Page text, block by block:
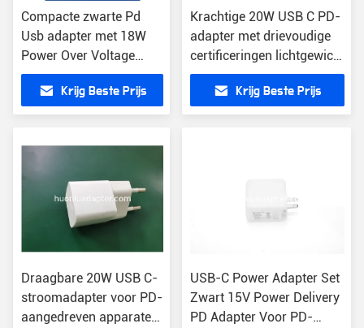
Compacte zwarte Pd
Usb adapter met 18W
Power Over Voltage
kortsluitbescherming
Krijg Beste Prijs
Krachtige 20W USB C PD-
adapter met drievoudige
certificeringen lichtgewicht
ontwerp
Krijg Beste Prijs
Draagbare 20W USB C-
stroomadapter voor PD-
aangedreven apparaten
USB-C Power Adapter Set
Zwart 15V Power Delivery
PD Adapter Voor PD-